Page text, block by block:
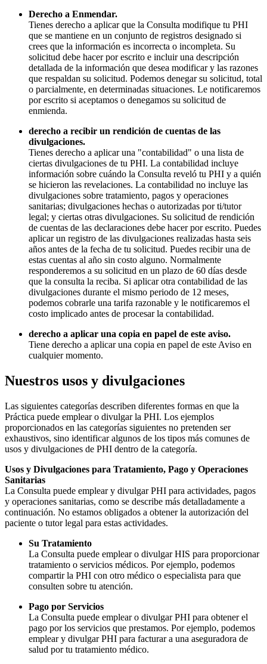
Derecho a Enmendar.
Tienes derecho a aplicar que la Consulta modifique tu PHI
que se mantiene en un conjunto de registros designado si
crees que la información es incorrecta o incompleta. Su
solicitud debe hacer por escrito e incluir una descripción
detallada de la información que desea modificar y las razones
que respaldan su solicitud. Podemos denegar su solicitud, total
o parcialmente, en determinadas situaciones. Le notificaremos
por escrito si aceptamos o denegamos su solicitud de
enmienda.
derecho a recibir un rendición de cuentas de las
divulgaciones.
Tienes derecho a aplicar una "contabilidad" o una lista de
ciertas divulgaciones de tu PHI. La contabilidad incluye
información sobre cuándo la Consulta reveló tu PHI y a quién
se hicieron las revelaciones. La contabilidad no incluye las
divulgaciones sobre tratamiento, pagos y operaciones
sanitarias; divulgaciones hechas o autorizadas por ti/tutor
legal; y ciertas otras divulgaciones. Su solicitud de rendición
de cuentas de las declaraciones debe hacer por escrito. Puedes
aplicar un registro de las divulgaciones realizadas hasta seis
años antes de la fecha de tu solicitud. Puedes recibir una de
estas cuentas al año sin costo alguno. Normalmente
responderemos a su solicitud en un plazo de 60 días desde
que la consulta la reciba. Si aplicar otra contabilidad de las
divulgaciones durante el mismo periodo de 12 meses,
podemos cobrarle una tarifa razonable y le notificaremos el
costo implicado antes de procesar la contabilidad.
derecho a aplicar una copia en papel de este aviso.
Tiene derecho a aplicar una copia en papel de este Aviso en
cualquier momento.
Nuestros usos y divulgaciones
Las siguientes categorías describen diferentes formas en que la
Práctica puede emplear o divulgar la PHI. Los ejemplos
proporcionados en las categorías siguientes no pretenden ser
exhaustivos, sino identificar algunos de los tipos más comunes de
usos y divulgaciones de PHI dentro de la categoría.
Usos y Divulgaciones para Tratamiento, Pago y Operaciones
Sanitarias
La Consulta puede emplear y divulgar PHI para actividades, pagos
y operaciones sanitarias, como se describe más detalladamente a
continuación. No estamos obligados a obtener la autorización del
paciente o tutor legal para estas actividades.
Su Tratamiento
La Consulta puede emplear o divulgar HIS para proporcionar
tratamiento o servicios médicos. Por ejemplo, podemos
compartir la PHI con otro médico o especialista para que
consulten sobre tu atención.
Pago por Servicios
La Consulta puede emplear o divulgar PHI para obtener el
pago por los servicios que prestamos. Por ejemplo, podemos
emplear y divulgar PHI para facturar a una aseguradora de
salud por tu tratamiento médico.